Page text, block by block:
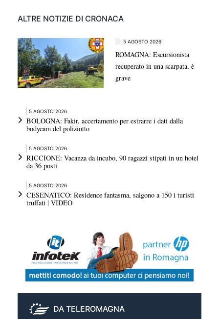
ALTRE NOTIZIE DI CRONACA
5 AGOSTO 2026
ROMAGNA: Escursionista
recuperato in una scarpata, è
grave
5 AGOSTO 2026
BOLOGNA: Fakir, accertamento per estrarre i dati dalla
bodycam del poliziotto
5 AGOSTO 2026
RICCIONE: Vacanza da incubo, 90 ragazzi stipati in un hotel
da 36 posti
5 AGOSTO 2026
CESENATICO: Residence fantasma, salgono a 150 i turisti
truffati | VIDEO
DA TELEROMAGNA